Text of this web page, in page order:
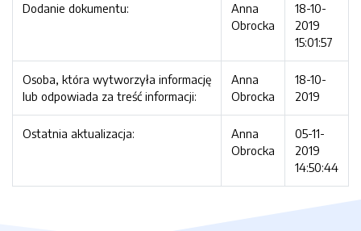
Dodanie dokumentu:
Anna
Obrocka
18-10-
2019
15:01:57
Osoba, która wytworzyła informację
lub odpowiada za treść informacji:
Anna
Obrocka
18-10-
2019
Ostatnia aktualizacja:
Anna
Obrocka
05-11-
2019
14:50:44